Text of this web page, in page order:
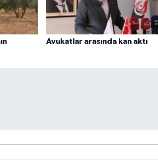
Avukatlar arasında kan aktı